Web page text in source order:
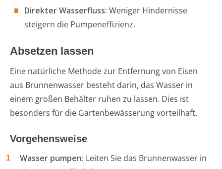
Direkter Wasserfluss: Weniger Hindernisse
steigern die Pumpeneffizienz.
Absetzen lassen
Eine natürliche Methode zur Entfernung von Eisen
aus Brunnenwasser besteht darin, das Wasser in
einem großen Behälter ruhen zu lassen. Dies ist
besonders für die Gartenbewässerung vorteilhaft.
Vorgehensweise
Wasser pumpen: Leiten Sie das Brunnenwasser in